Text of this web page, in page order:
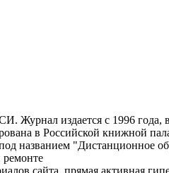
Журнал издается с 1996
в Российской
названием "Дистанционное
ремонте
сайта, прямая активная